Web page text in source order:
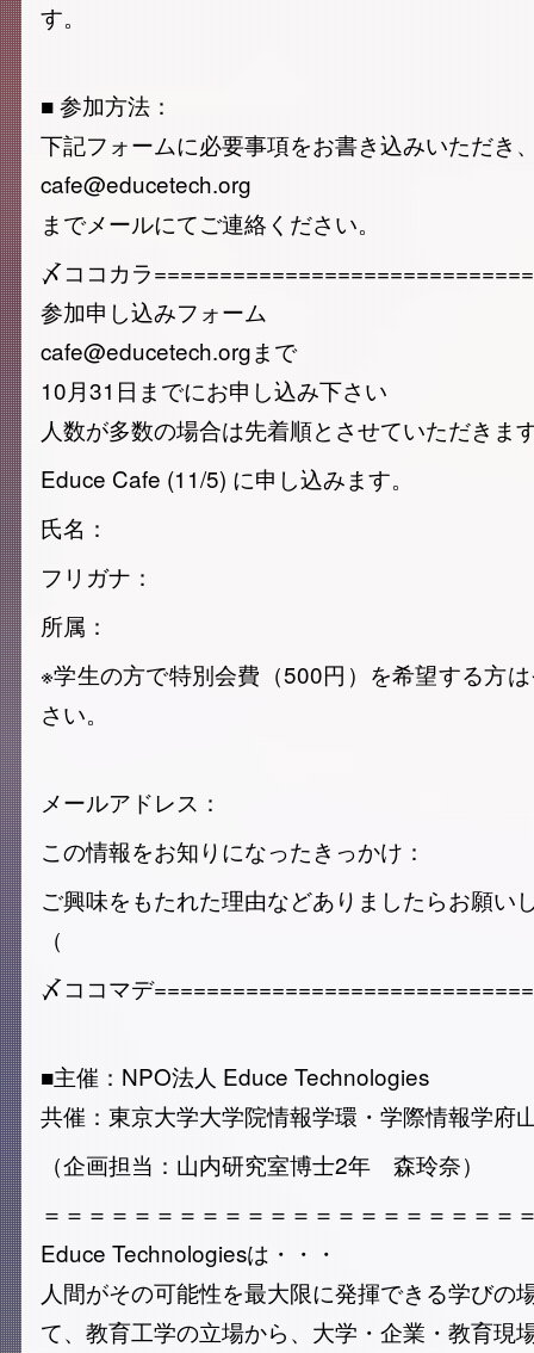
す。
■ 参加方法：
下記フォームに必要事項をお書き込みいただき
cafe@educetech.org
までメールにてご連絡ください。
〆ココカラ
参加申し込みフォーム
cafe@educetech.orgまで
10月31日までにお申し込み下さい
人数が多数の場合は先着順とさせていただきま
Educe Cafe (11/5) に申し込みます。
氏名：
フリガナ：
所属：
※学生の方で特別会費（500円）を希望する方
さい。
メールアドレス：
この情報をお知りになったきっかけ：
ご興味をもたれた理由などありましたらお願い
（
〆ココマデ
■主催：NPO法人 Educe Technologies
共催：東京大学大学院情報学環・学際情報学府
（企画担当：山内研究室博士2年 森玲奈）
＝＝＝＝＝＝＝＝＝＝＝＝＝＝＝＝＝＝＝＝＝
Educe Technologiesは・・・
人間がその可能性を最大限に発揮できる学びの
て、教育工学の立場から、大学・企業・教育現